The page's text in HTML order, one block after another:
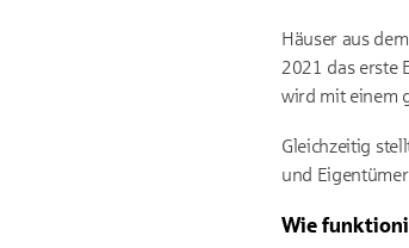
Häuser aus
2021 das erste
wird mit einem
Gleichzeitig
und
Wie